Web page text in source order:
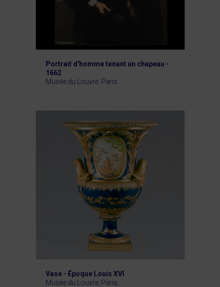
Portrait d'homme tenant un chapeau -
1662
Musée du Louvre, Paris.
Vase - Époque Louis XVI
Musée du Louvre, Paris.